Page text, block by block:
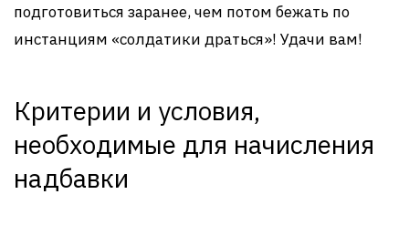
подготовиться заранее, чем потом бежать по
инстанциям «солдатики драться»! Удачи вам!
Критерии и условия,
необходимые для начисления
надбавки